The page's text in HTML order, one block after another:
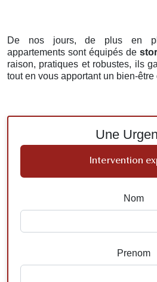
De nos jours, de plus en
appartements sont équipés de
raison, pratiques et robustes, ils
tout en vous apportant un bien-être
Une
Intervention
Nom
Prenom